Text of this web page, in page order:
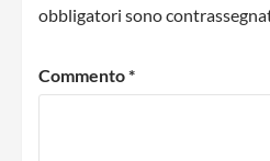
obbligatori sono
Commento*